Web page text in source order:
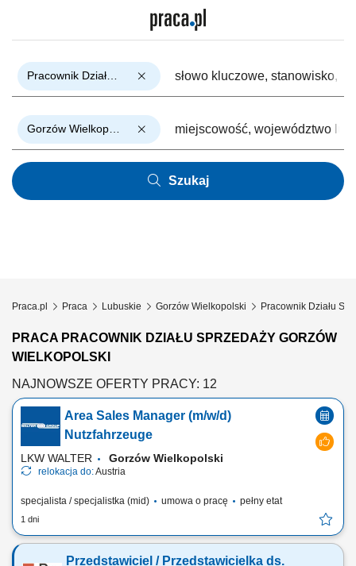
Szukaj
Praca.pl Praca Lubuskie Gorzów Wielkopolski Pracownik Działu
PRACA PRACOWNIK DZIAŁU SPRZEDAŻY GORZÓW
WIELKOPOLSKI
NAJNOWSZE OFERTY PRACY: 12
Area Sales Manager (m/w/d)
Nutzfahrzeuge
LKW WALTER Gorzów Wielkopolski
relokacja do:Austria
specjalista / specjalistka (mid) umowa o pracę pełny etat
1 dni
Przedstawiciel / Przedstawicielka ds.